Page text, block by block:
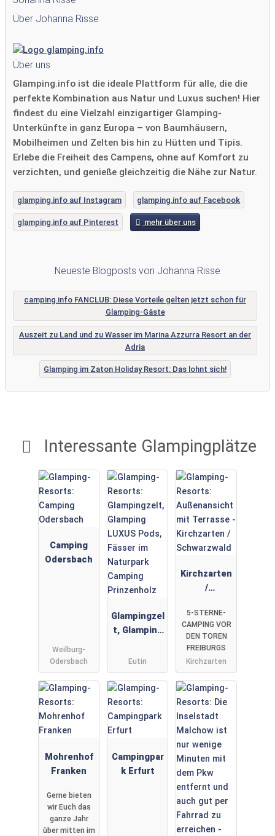
Interessante Glampingplätze
Camping
Odersbach
Weilburg-
Odersbach
Glampingzel
t, Glamping
Pods,
Fässer im
Naturpark
Camping
Prinzenholz
Eutin
Kirchzarten
/
d
5-STERNE-
CAMPING VOR
DEN TOREN
FREIBURGS
Kirchzarten
Mohrenhof
Franken
Gerne bieten
wir Euch das
ganze Jahr
über mitten im
Campingpar
k Erfurt
Über Johanna Risse
Über uns
Glamping.info ist die ideale Plattform für alle, die die
perfekte Kombination aus Natur und Luxus suchen! Hier
findest du eine Vielzahl einzigartiger Glamping-
Unterkünfte in ganz Europa – von Baumhäusern,
Mobilheimen und Zelten bis hin zu Hütten und Tipis.
Erlebe die Freiheit des Campens, ohne auf Komfort zu
verzichten, und genieße gleichzeitig die Nähe zur Natur.
glamping.info auf Instagram glamping.info auf Facebook
glamping.info auf Pinterest mehr über uns
Neueste Blogposts von Johanna Risse
camping.info FANCLUB: Diese Vorteile gelten jetzt schon für
Glamping-Gäste
Auszeit zu Land und zu Wasser im Marina Azzurra Resort an der
Adria
Glamping im Zaton Holiday Resort: Das lohnt sich!